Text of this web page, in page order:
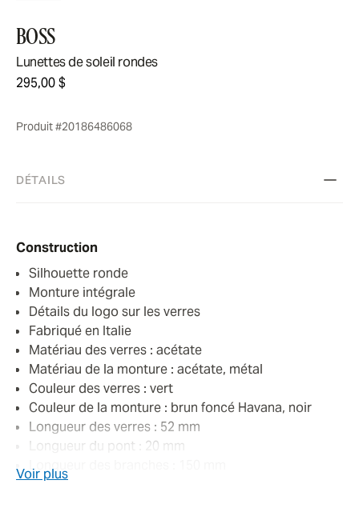
BOSS
Lunettes de soleil rondes
295,00 $
Produit #20186486068
DÉTAILS
Construction
Silhouette ronde
Monture intégrale
Détails du logo sur les verres
Fabriqué en Italie
Matériau des verres : acétate
Matériau de la monture : acétate, métal
Couleur des verres : vert
Couleur de la monture : brun foncé Havana, noir
Longueur des verres : 52 mm
Longueur du pont : 20 mm
Longueur des branches : 150 mm
Voir plus